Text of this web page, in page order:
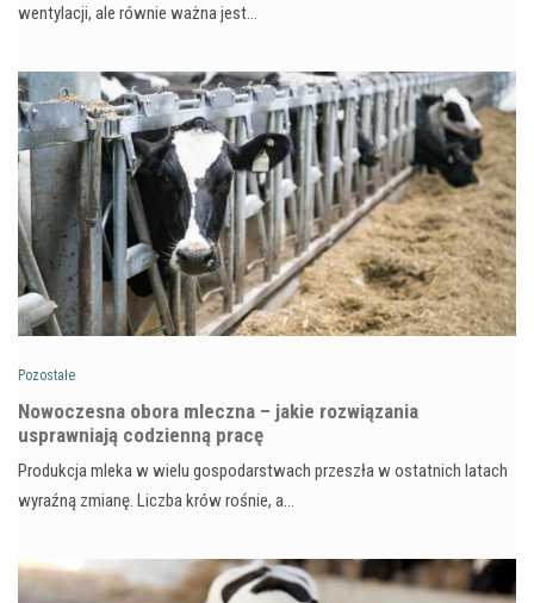
wentylacji, ale równie ważna jest…
Pozostałe
Nowoczesna obora mleczna – jakie rozwiązania
usprawniają codzienną pracę
Produkcja mleka w wielu gospodarstwach przeszła w ostatnich latach
wyraźną zmianę. Liczba krów rośnie, a…